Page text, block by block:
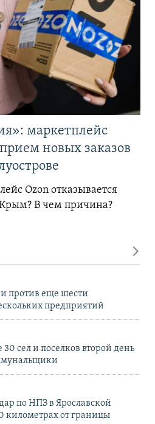
маркетплейс
новых заказов
Ozon отказывается
Крым? В чем причина?
против еще шести
предприятий
сел и поселков второй день
по НПЗ в Ярославской
километрах от границы